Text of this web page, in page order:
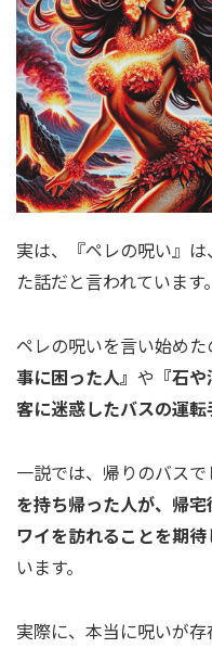
実は、『ペレの呪い』
た話だと言われています。
ペレの呪いを言い始めた
事に困った人』 や 『石
客に迷惑したバスの運転
一説では、帰りのバスで
を持ち帰った人が、帰
ワイを訪れることを期待
います。
実際に、本当に呪いが